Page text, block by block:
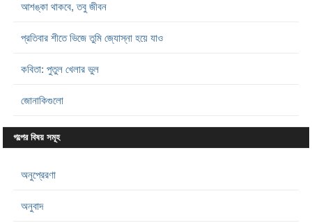
আশঙ্কা থাকবে, তবু জীবন
প্রতিবার শীতে ভিজে তুমি জ্যোস্না হয়ে যাও
কবিতা: পুতুল খেলার ভুল
জোনাকিগুলো
গল্পের বিষয় সমূহ
অনুপ্রেরণা
অনুবাদ